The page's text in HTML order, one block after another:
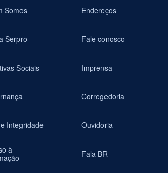
Somos
Serpro
Sociais
Integridade
à
Endereços
Fale conosco
Imprensa
Corregedoria
Ouvidoria
Fala BR